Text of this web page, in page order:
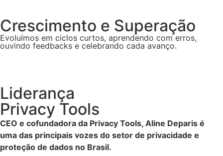
Crescimento e Superação
Evoluímos em ciclos curtos, aprendendo com erros,
ouvindo feedbacks e celebrando cada avanço.
Liderança
Privacy Tools
CEO e cofundadora da Privacy Tools, Aline Deparis é
uma das principais vozes do setor de privacidade e
proteção de dados no Brasil.